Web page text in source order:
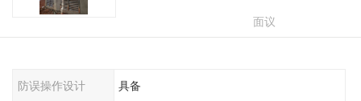
面议
防误操作设计 具备